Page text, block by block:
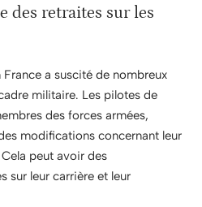
des retraites sur les
a suscité de nombreux
militaire. Les pilotes de
des forces armées,
modifications concernant leur
peut avoir des
sur leur carrière et leur